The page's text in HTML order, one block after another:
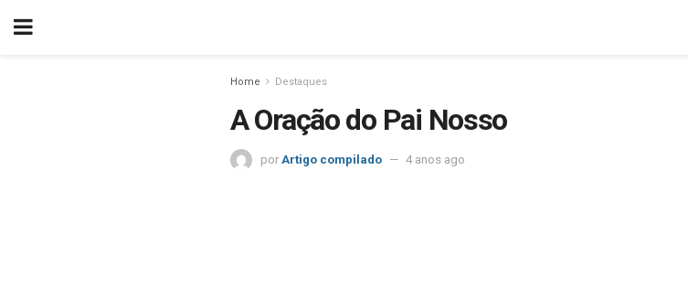
Home Destaques
A Oração do Pai Nosso
por Artigo compilado 4 anos ago